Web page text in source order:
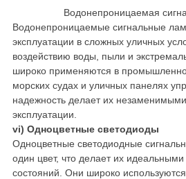
Водонепроницаемая
Водонепроницаемые сигнальные
эксплуатации в сложных уличных
воздействию воды, пыли и
широко применяются в
морских судах и уличных панелях
надежность делает их
эксплуатации.
vi) Одноцветные светодиоды
Одноцветные светодиодные
один цвет, что делает их
состояний. Они широко